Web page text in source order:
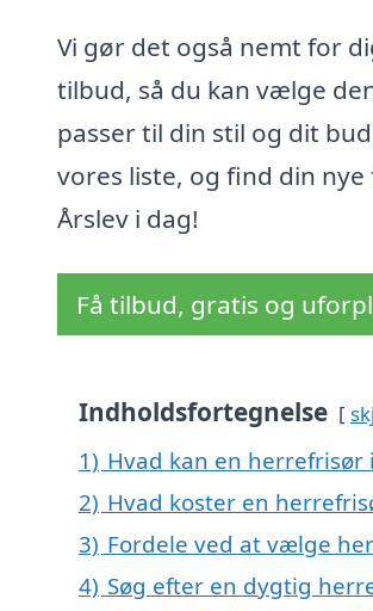
Vi gør det også nemt for
tilbud, så du kan vælge
passer til din stil og dit
vores liste, og find din
Årslev i dag!
Få tilbud, gratis og
Indholdsfortegnelse
1) Hvad kan en
2) Hvad koster en
3) Fordele ved at vælge
4) Søg efter en dygtig